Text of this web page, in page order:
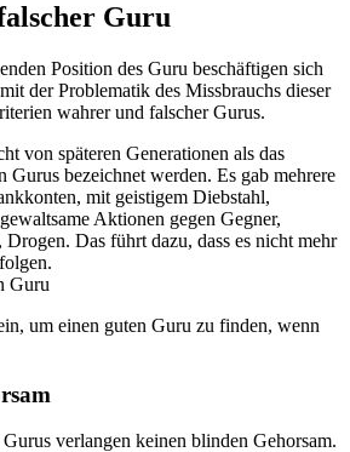
Guru
Position des Guru beschäftigen sich
der Problematik des Missbrauchs dieser
wahrer und falscher Gurus.
von späteren Generationen als das
Gurus bezeichnet werden. Es gab mehrere
mit geistigem Diebstahl,
Aktionen gegen Gegner,
Drogen. Das führt dazu, dass es nicht mehr
Guru
um einen guten Guru zu finden, wenn
verlangen keinen blinden Gehorsam.